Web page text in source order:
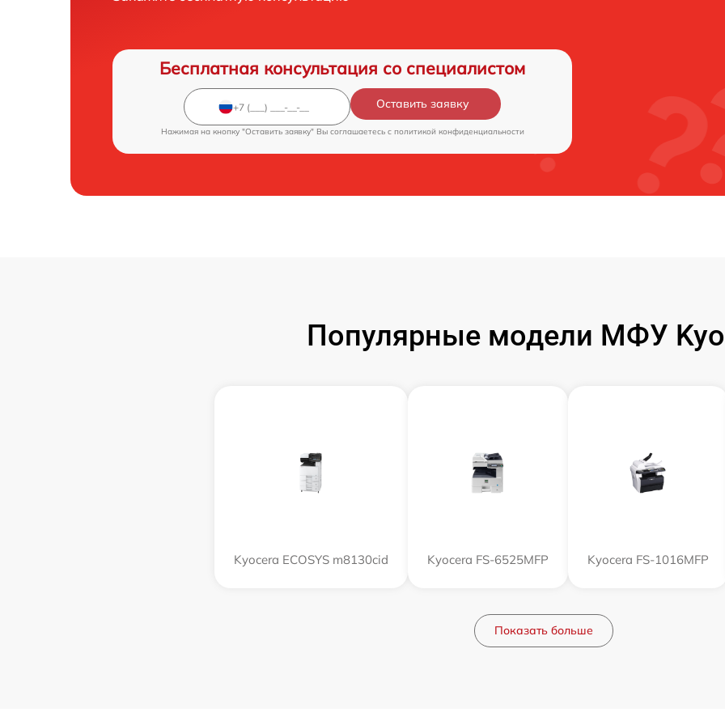
Бесплатная консультация со специалистом
Оставить заявку
Нажимая на кнопку "Оставить заявку" Вы соглашаетесь c политикой конфиденциальности
Популярные модели МФУ
Kyocera ECOSYS m8130cid Kyocera FS-6525MFP Kyocera FS-1016MFP
Показать больше